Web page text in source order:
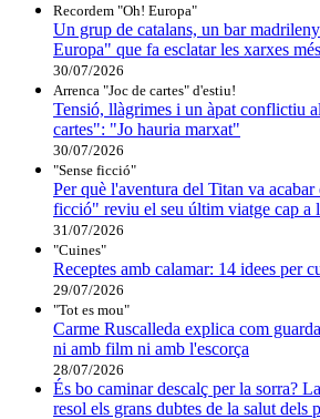
Recordem "Oh! Europa"
Un grup de catalans, un bar
Europa" que fa esclatar les xarxes
30/07/2026
Arrenca "Joc de cartes" d'estiu!
Tensió, llàgrimes i un àpat conflictiu
cartes": "Jo hauria marxat"
30/07/2026
"Sense ficció"
Per què l'aventura del Titan va acabar
ficció" reviu el seu últim viatge cap a
31/07/2026
"Cuines"
Receptes amb calamar: 14 idees per
29/07/2026
"Tot es mou"
Carme Ruscalleda explica com
ni amb film ni amb l'escorça
28/07/2026
És bo caminar descalç per la sorra?
resol els grans dubtes de la salut dels